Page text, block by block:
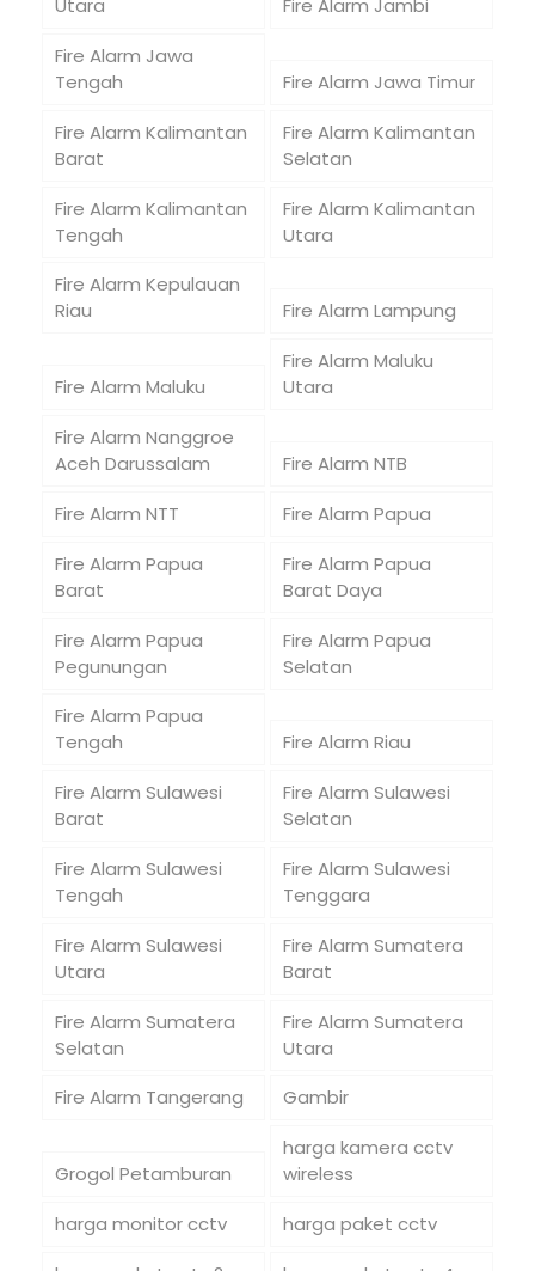
Utara
Fire Alarm Jambi
Fire Alarm Jawa
Tengah
Fire Alarm Jawa Timur
Fire Alarm Kalimantan
Barat
Fire Alarm Kalimantan
Selatan
Fire Alarm Kalimantan
Tengah
Fire Alarm Kalimantan
Utara
Fire Alarm Kepulauan
Riau
Fire Alarm Lampung
Fire Alarm Maluku
Fire Alarm Maluku
Utara
Fire Alarm Nanggroe
Aceh Darussalam
Fire Alarm NTB
Fire Alarm NTT
Fire Alarm Papua
Fire Alarm Papua
Barat
Fire Alarm Papua
Barat Daya
Fire Alarm Papua
Pegunungan
Fire Alarm Papua
Selatan
Fire Alarm Papua
Tengah
Fire Alarm Riau
Fire Alarm Sulawesi
Barat
Fire Alarm Sulawesi
Selatan
Fire Alarm Sulawesi
Tengah
Fire Alarm Sulawesi
Tenggara
Fire Alarm Sulawesi
Utara
Fire Alarm Sumatera
Barat
Fire Alarm Sumatera
Selatan
Fire Alarm Sumatera
Utara
Fire Alarm Tangerang
Gambir
Grogol Petamburan
harga kamera cctv
wireless
harga monitor cctv
harga paket cctv